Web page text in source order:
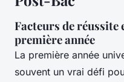
Facteurs de réussite
première année
La première année
souvent un vrai défi